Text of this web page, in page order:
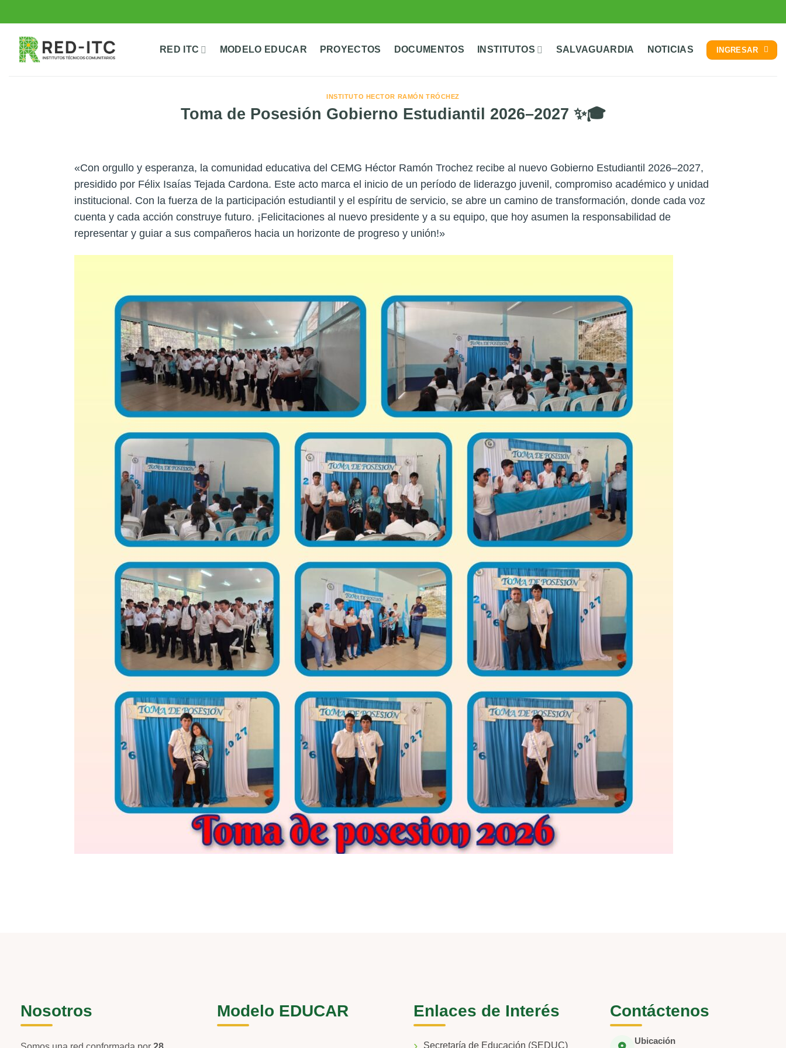
al
contenido
RED ITC
MODELO EDUCAR PROYECTOS DOCUMENTOS INSTITUTOS SALVAGUARDIA NOTICIAS INGRESAR
INSTITUTO HECTOR RAMÓN TRÓCHEZ
Toma de Posesión Gobierno Estudiantil 2026–2027 ✨🎓
«Con orgullo y esperanza, la comunidad educativa del CEMG Héctor Ramón Trochez recibe al nuevo Gobierno Estudiantil 2026–2027,
presidido por Félix Isaías Tejada Cardona. Este acto marca el inicio de un período de liderazgo juvenil, compromiso académico y unidad
institucional. Con la fuerza de la participación estudiantil y el espíritu de servicio, se abre un camino de transformación, donde cada voz
cuenta y cada acción construye futuro. ¡Felicitaciones al nuevo presidente y a su equipo, que hoy asumen la responsabilidad de
representar y guiar a sus compañeros hacia un horizonte de progreso y unión!»
Nosotros Modelo EDUCAR Enlaces de Interés
Secretaría de Educación (SEDUC)
Contáctenos
Ubicación